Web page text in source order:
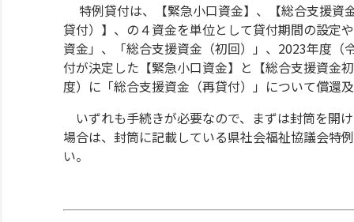
特例貸付は、【緊急小口資金】、【総合支援資
貸付）】、の４資金を単位として貸付期間の設定
資金」、「総合支援資金（初回）」、2023年度
付が決定した【緊急小口資金】と【総合支援資
度）に「総合支援資金（再貸付）」について償還
いずれも手続きが必要なので、まずは封筒を開
場合は、封筒に記載している県社会福祉協議会特
い。